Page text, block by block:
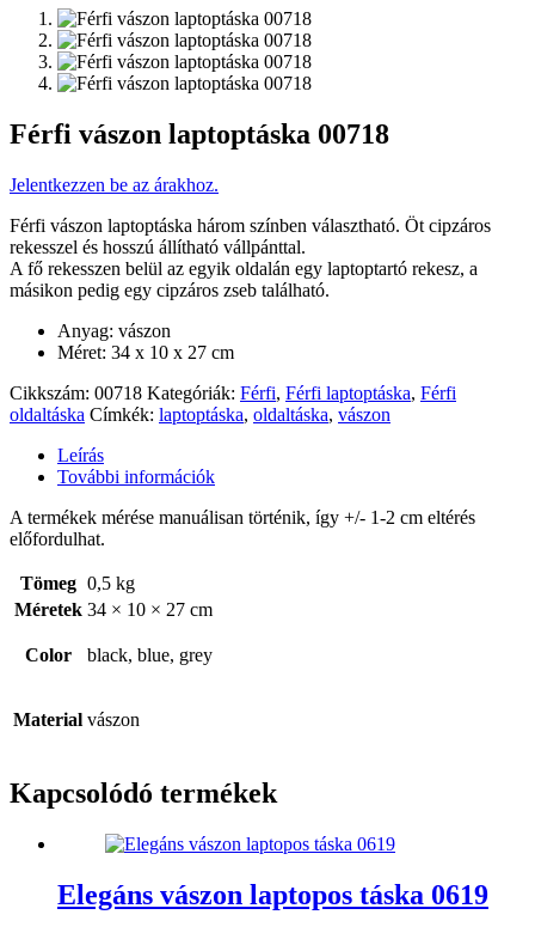
Férfi vászon laptoptáska 00718
Jelentkezzen be az árakhoz.
Férfi vászon laptoptáska három színben választható. Öt cipzáros
rekesszel és hosszú állítható vállpánttal.
A fő rekesszen belül az egyik oldalán egy laptoptartó rekesz, a
másikon pedig egy cipzáros zseb található.
Anyag: vászon
Méret: 34 x 10 x 27 cm
Cikkszám: 00718 Kategóriák: Férfi, Férfi laptoptáska, Férfi
oldaltáska Címkék: laptoptáska, oldaltáska, vászon
Leírás
További információk
A termékek mérése manuálisan történik, így +/- 1-2 cm eltérés
előfordulhat.
Tömeg 0,5 kg
Méretek 34 × 10 × 27 cm
Color black, blue, grey
Material vászon
Kapcsolódó termékek
Elegáns vászon laptopos táska 0619